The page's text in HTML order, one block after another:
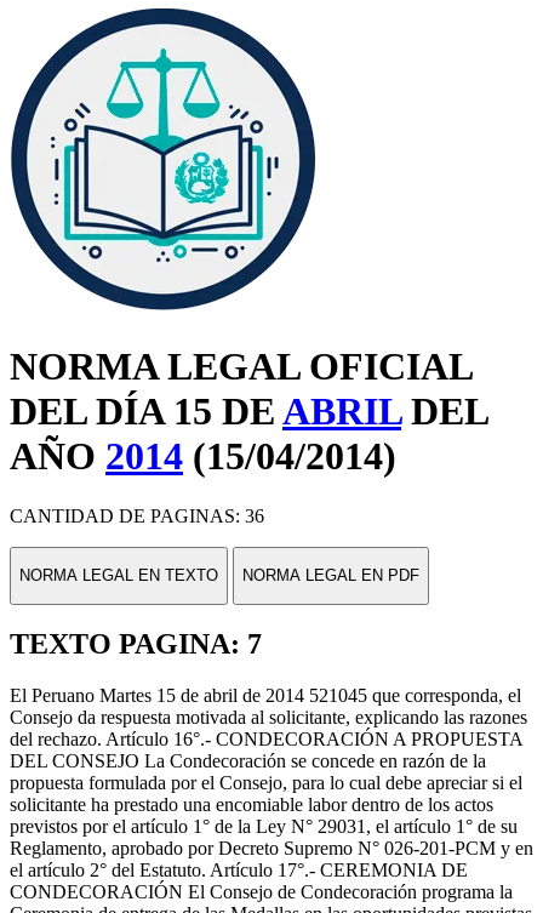
NORMA LEGAL OFICIAL
DEL DÍA 15 DEABRILDEL
AÑO 2014 (15/04/2014)
CANTIDAD DE PAGINAS: 36
NORMA LEGAL EN TEXTO NORMA LEGAL EN PDF
TEXTO PAGINA: 7
El Peruano Martes 15 de abril de 2014 521045 que corresponda, el
Consejo da respuesta motivada al solicitante, explicando las razones
del rechazo. Artículo 16°.- CONDECORACIÓN A PROPUESTA
DEL CONSEJO La Condecoración se concede en razón de la
propuesta formulada por el Consejo, para lo cual debe apreciar si el
solicitante ha prestado una encomiable labor dentro de los actos
previstos por el artículo 1° de la Ley N° 29031, el artículo 1° de su
Reglamento, aprobado por Decreto Supremo N° 026-201-PCM y en
el artículo 2° del Estatuto. Artículo 17°.- CEREMONIA DE
CONDECORACIÓN El Consejo de Condecoración programa la